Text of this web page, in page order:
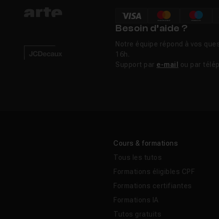
Besoin d’aide ?
Notre équipe répond à vos
16h.
Support par e-mail ou par
Cours & formations
Tous les tutos
Formations éligibles CPF
Formations certifiantes
Formations IA
Tutos gratuits